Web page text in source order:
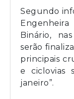
Segundo
Binário,
serão
principais
e ciclovias
janeiro”.